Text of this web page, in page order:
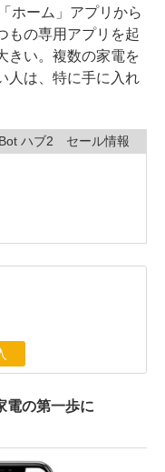
ホーム」アプリから
もの専用アプリを起
きい。複数の家電を
人は、特に手に入れ
ハブ2 セール情報
電の第一歩に